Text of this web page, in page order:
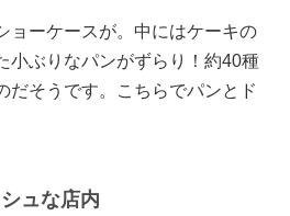
ョーケースが。中にはケーキの
小ぶりなパンがずらり！約40種
だそうです。こちらでパンとド
ュな店内